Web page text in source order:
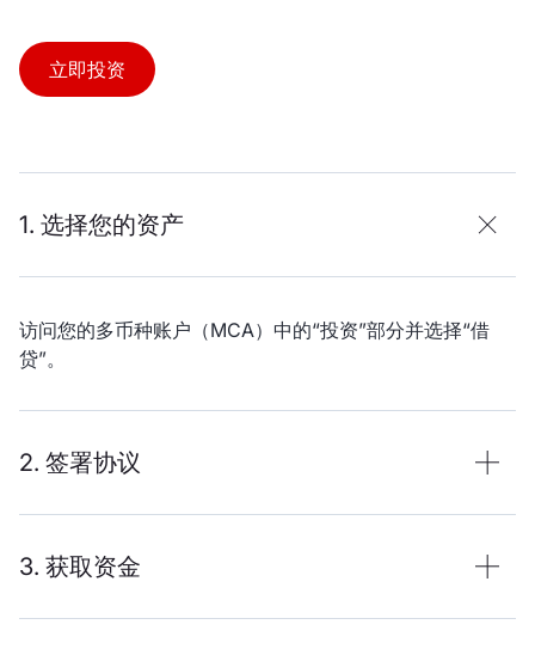
立即投资
1. 选择您的资产
访问您的多币种账户（MCA）中的“投资”部分并选择“借
贷”。
2. 签署协议
3. 获取资金